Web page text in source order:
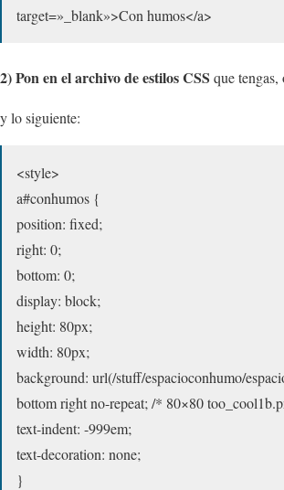
target=»_blank»>Con humos</a>
2) Pon en el archivo de estilos CSS que
y lo siguiente:
<style>
a#conhumos {
position: fixed;
right: 0;
bottom: 0;
display: block;
height: 80px;
width: 80px;
background: url(/stuff/espacioconhumo/
bottom right no-repeat; /* 80×80
text-indent: -999em;
text-decoration: none;
}